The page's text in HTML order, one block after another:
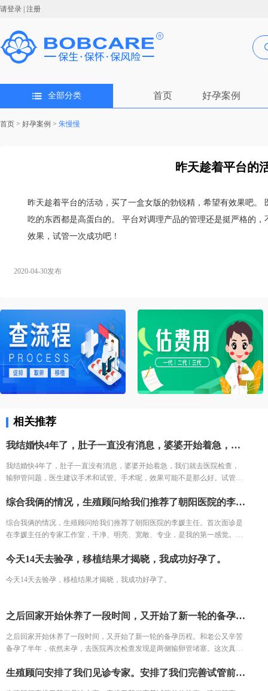
请登录 | 注册
全部分类 首页 好孕案例
首页 > 好孕案例 > 朱慢慢
昨天趁着平台的
昨天趁着平台的活动，买了一盒女版的勃锐精，希望有效果吧
吃的东西都是高蛋白的。 平台对调理产品的管理还是挺严格的
效果，试管一次成功吧！
2020-04-30发布
相关推荐
我结婚快4年了，肚子一直没有消息，婆婆开始着急，我们就去医院检查，输卵管问题，医生建议手术和试管。手术呢，效果可能不是那么好。试管其实之前考虑过，但费用不菲，让我和老公有些纠结。
我结婚快4年了，肚子一直没有消息，婆婆开始着急，我们就去医院检查，
输卵管问题，医生建议手术和试管。手术呢，效果可能不是那么好。试管其
综合我俩的情况，生殖顾问给我们推荐了朝阳医院的李媛主任。首次面诊是在李媛主任的专家工作室，干净、明亮、宽敞、专业，是我的第一感觉。通过问诊和一些检查，主任告诉我，我的问题不大，调理一下身体，就可以进入试管婴儿周期，于是我就开始吃辅酶Q10，配合一些运动、饮食。
综合我俩的情况，生殖顾问给我们推荐了朝阳医院的李媛主任。首次面诊是
在李媛主任的专家工作室，干净、明亮、宽敞、专业，是我的第一感觉。通
入试管婴儿周期，于是我就开始吃辅酶Q10，配合一些运动、饮食。
今天14天去验孕，移植结果才揭晓，我成功好孕了。
今天14天去验孕，移植结果才揭晓，我成功好孕了。
之后回家开始休养了一段时间，又开始了新一轮的备孕历程。和老公又辛苦备孕了半年，依然未孕，去医院再次检查发现是两侧输卵管堵塞。这次真是欲哭无泪，在家也是闷闷不乐了好久。
之后回家开始休养了一段时间，又开始了新一轮的备孕历程。和老公又辛苦
备孕了半年，依然未孕，去医院再次检查发现是两侧输卵管堵塞。这次真是
生殖顾问安排了我们见诊专家。安排了我们完善试管前的检查，建档等事宜，在等待时候顾问建议我先调理一下卵子，于是我就开始吃DHEA。